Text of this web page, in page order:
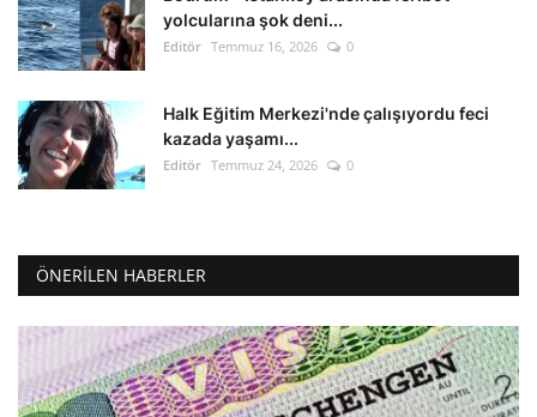
Dünya
yolcularına şok deni...
Editör Temmuz 16, 2026 0
Halk Eğitim Merkezi'nde çalışıyordu feci
kazada yaşamı...
Editör Temmuz 24, 2026 0
ÖNERILEN HABERLER